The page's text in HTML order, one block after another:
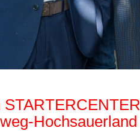
Hochsauerland